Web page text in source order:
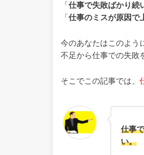
「 仕事で失敗ばかり続
「 仕事のミスが原因で
今のあなたはこのよう
不足から仕事での失敗
そこでこの記事では、
仕事
い。